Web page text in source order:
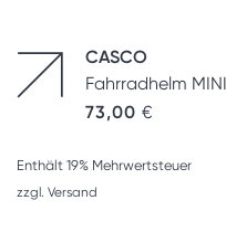
CASCO
Fahrradhelm
73,00 €
Enthält 19% Mehrwertsteuer
zzgl. Versand